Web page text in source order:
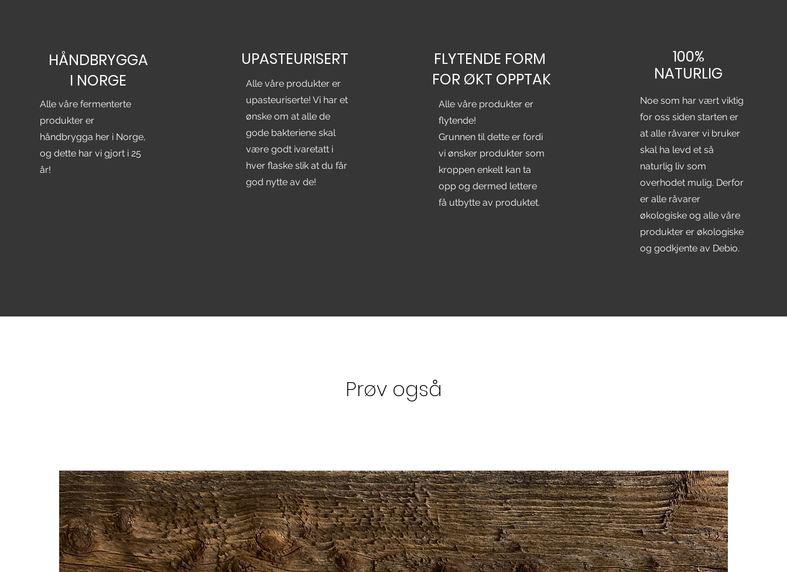
HÅNDBRYGGA
I NORGE
Alle våre fermenterte
produkter er
håndbrygga her i Norge,
og dette har vi gjort i 25
år!
UPASTEURISERT
Alle våre produkter er
upasteuriserte! Vi har et
ønske om at alle de
gode bakteriene skal
være godt ivaretatt i
hver flaske slik at du får
god nytte av de!
FLYTENDE FORM
FOR ØKT OPPTAK
Alle våre produkter er
flytende!
Grunnen til dette er fordi
vi ønsker produkter som
kroppen enkelt kan ta
opp og dermed lettere
få utbytte av produktet.
100%
NATURLIG
Noe som har vært viktig
for oss siden starten er
at alle råvarer vi bruker
skal ha levd et så
naturlig liv som
overhodet mulig. Derfor
er alle råvarer
økologiske og alle våre
produkter er økologiske
og godkjente av Debio.
Prøv også